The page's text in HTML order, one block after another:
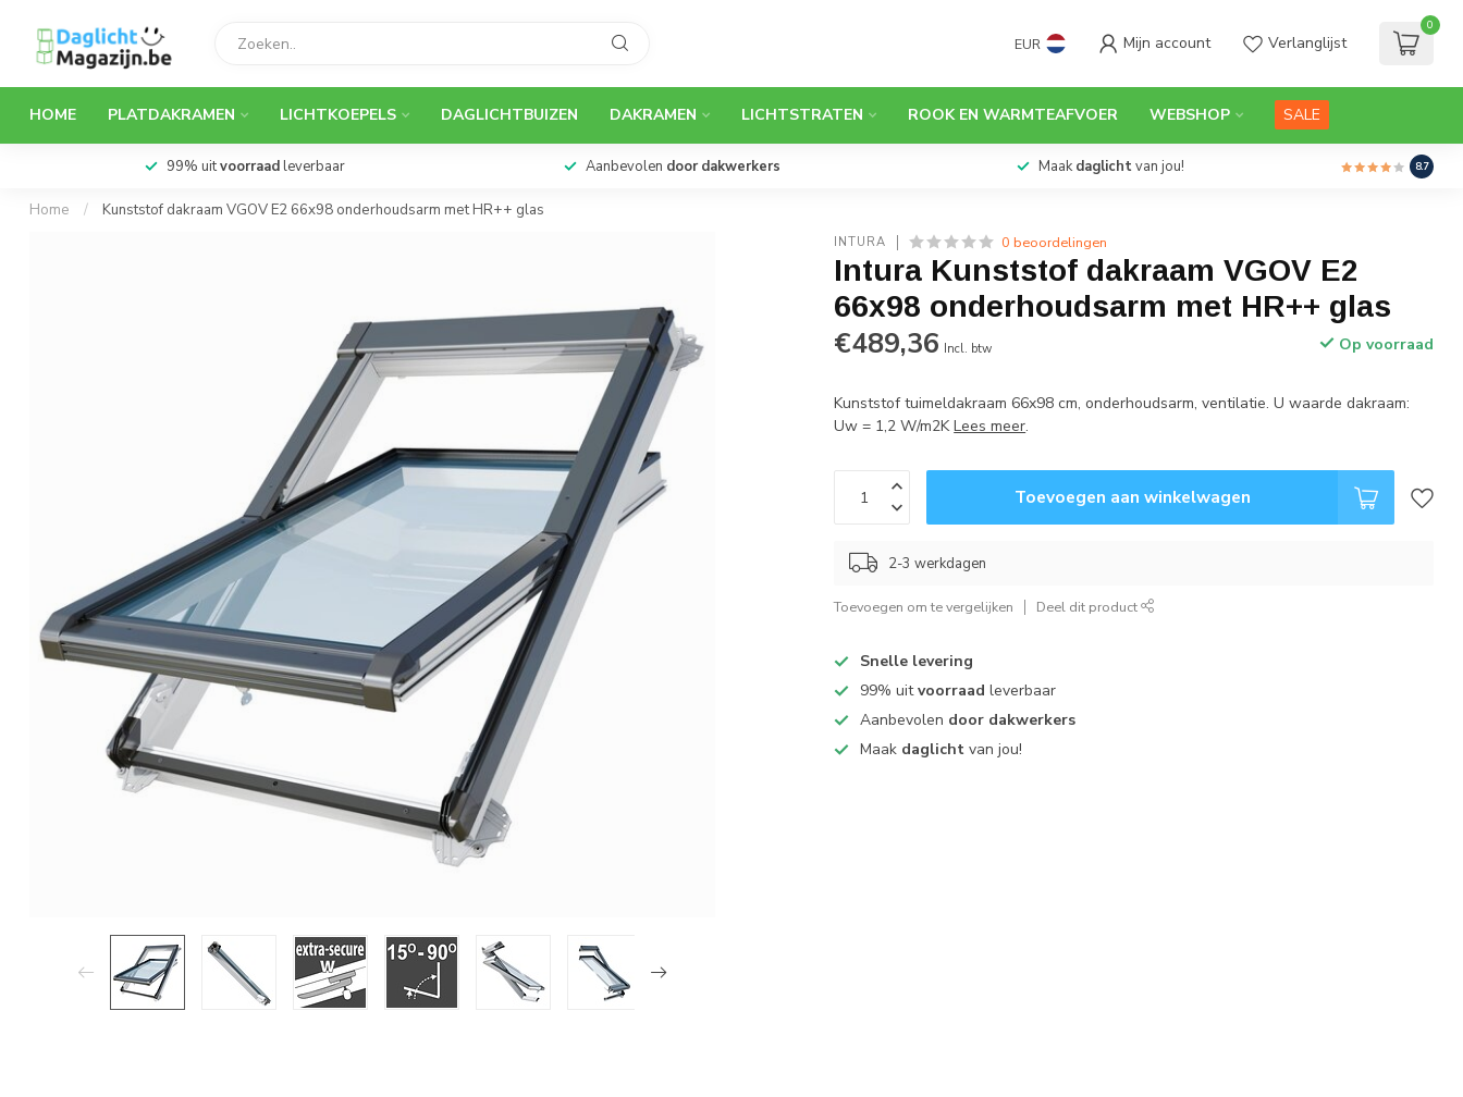
EUR Mijn account Verlanglijst
0
HOME PLATDAKRAMEN LICHTKOEPELS DAGLICHTBUIZEN DAKRAMEN LICHTSTRATEN ROOK EN WARMTEAFVOER WEBSHOP SALE
99% uitvoorraadleverbaar Aanbevolen door dakwerkers Maakdaglichtvan jou! 8.7
Home / Kunststof dakraam VGOV E2 66x98 onderhoudsarm met HR++ glas
INTURA 0 beoordelingen
Intura Kunststof dakraam VGOV E2
66x98 onderhoudsarm met HR++ glas
€489,36 Incl. btw Op voorraad
Kunststof tuimeldakraam 66x98 cm, onderhoudsarm, ventilatie. U waarde dakraam:
Uw = 1,2 W/m2KLees meer.
Toevoegen aan winkelwagen
2-3 werkdagen
Toevoegen om te vergelijken Deel dit product
Snelle levering
99% uitvoorraad leverbaar
Aanbevolen door dakwerkers
Maak daglicht van jou!